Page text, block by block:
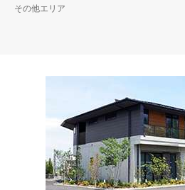
その他エリア